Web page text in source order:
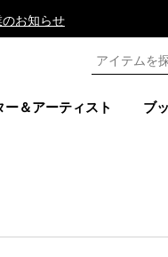
お知らせ
ー＆アーティスト ブ